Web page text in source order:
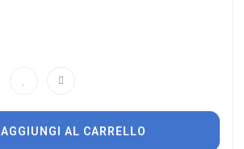
AGGIUNGI AL CARRELLO